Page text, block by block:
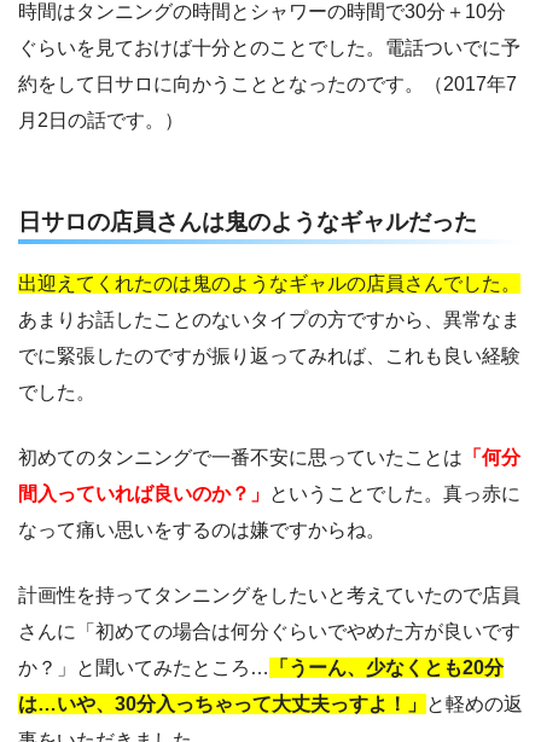
時間はタンニングの時間とシャワーの時間で30分＋10分
ぐらいを見ておけば十分とのことでした。電話ついでに予
約をして日サロに向かうこととなったのです。（2017年7
月2日の話です。）
日サロの店員さんは鬼のようなギャルだった
出迎えてくれたのは鬼のようなギャルの店員さんでした。
あまりお話したことのないタイプの方ですから、異常なま
でに緊張したのですが振り返ってみれば、これも良い経験
でした。
初めてのタンニングで一番不安に思っていたことは 「何分
間入っていれば良いのか？」 ということでした。真っ赤に
なって痛い思いをするのは嫌ですからね。
計画性を持ってタンニングをしたいと考えていたので店員
さんに「初めての場合は何分ぐらいでやめた方が良いです
か？」と聞いてみたところ…
「うーん、少なくとも20分
は…いや、30分入っちゃって大丈夫っすよ！」 と軽めの返